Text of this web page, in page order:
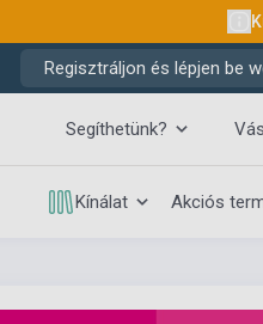
Regisztráljon és lépjen be
Segíthetünk?
Kínálat Akciós